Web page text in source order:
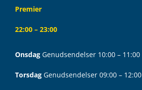
Premier
22:00 – 23:00
Onsdag Genudsendelser 10:00 – 11:00
Torsdag Genudsendelser 09:00 – 12:00